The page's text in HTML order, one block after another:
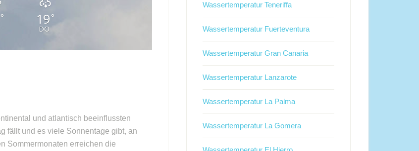
° 19 °
DO
und atlantisch beeinflussten
fällt und es viele Sonnentage gibt, an
Sommermonaten erreichen die
Wassertemperatur Teneriffa
Wassertemperatur Fuerteventura
Wassertemperatur Gran Canaria
Wassertemperatur Lanzarote
Wassertemperatur La Palma
Wassertemperatur La Gomera